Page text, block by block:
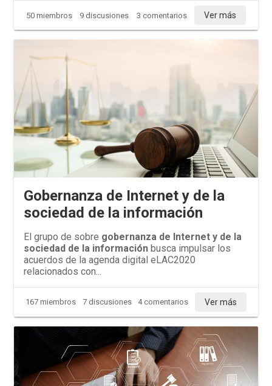
50 miembros 9 discusiones 3 comentarios Ver más
Gobernanza de Internet y de la
sociedad de la información
El grupo de sobre gobernanza de Internet y de la
sociedad de la información busca impulsar los
acuerdos de la agenda digital eLAC2020
relacionados con...
167 miembros 7 discusiones 4 comentarios Ver más